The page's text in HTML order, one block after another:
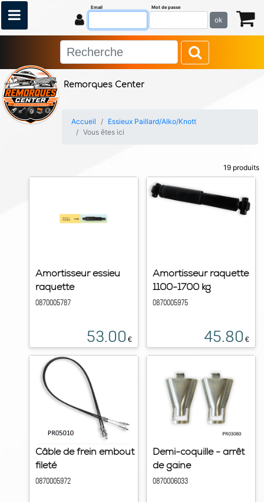
Remorques Center
Email Mot de passe
ok
Accueil
Essieux Paillard/Alko/Knott
Vous êtes ici
19 produits
Amortisseur essieu
raquette
0870005787
53.00 €
Amortisseur raquette
1100-1700 kg
0870005975
45.80 €
Câble de frein embout
fileté
0870005972
Demi-coquille - arrêt
de gaine
0870006033